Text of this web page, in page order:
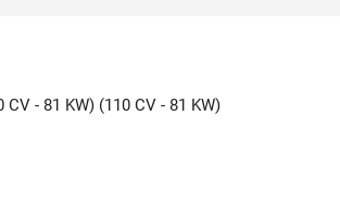
- 81 KW) (110 CV - 81 KW)